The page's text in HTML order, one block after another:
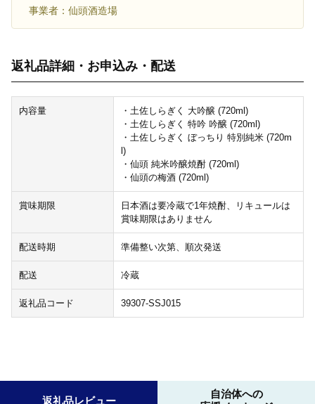
事業者：仙頭酒造場
返礼品詳細・お申込み・配送
内容量
・土佐しらぎく 大吟醸 (720ml)
・土佐しらぎく 特吟 吟醸 (720ml)
・土佐しらぎく ぼっちり 特別純米 (720m
l)
・仙頭 純米吟醸焼酎 (720ml)
・仙頭の梅酒 (720ml)
賞味期限
日本酒は要冷蔵で1年焼酎、リキュールは
賞味期限はありません
配送時期 準備整い次第、順次発送
配送 冷蔵
返礼品コード 39307-SSJ015
返礼品レビュー
自治体への